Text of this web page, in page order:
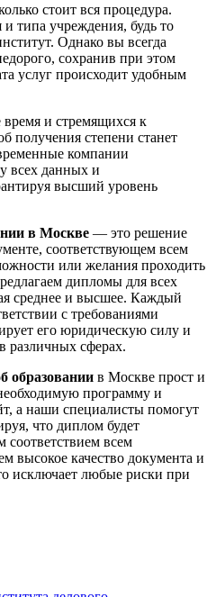
стоит вся процедура.
типа учреждения, будь то
Однако вы всегда
сохранив при этом
услуг происходит удобным
и стремящихся к
получения степени станет
компании
всех данных и
высший уровень
в Москве — это решение
соответствующем всем
или желания проходить
дипломы для всех
среднее и высшее. Каждый
с требованиями
его юридическую силу и
различных сферах.
образовании в Москве прост и
программу и
а наши специалисты помогут
что диплом будет
соответствием всем
высокое качество документа и
исключает любые риски при